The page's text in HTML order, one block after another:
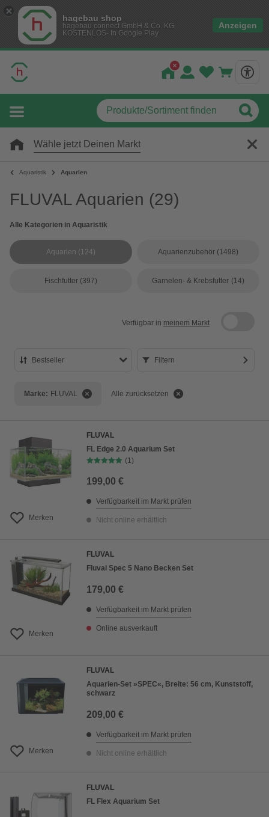
hagebau shop
hagebau connect GmbH & Co. KG
KOSTENLOS- In Google Play
Anzeigen
Wähle jetzt Deinen Markt
Aquaristik Aquarien
FLUVAL Aquarien (29)
Alle Kategorien in Aquaristik
Aquarien (124) Aquarienzubehör (1498)
Fischfutter (397) Garnelen- & Krebsfutter (14)
Verfügbar in meinem Markt
Bestseller
Bewertung
Filtern
Marke: FLUVAL Alle zurücksetzen
Merken
FLUVAL
FL Edge 2.0 Aquarium Set
(1)
199,00 €
Verfügbarkeit im Markt prüfen
Nicht online erhältlich
Merken
FLUVAL
Fluval Spec 5 Nano Becken Set
179,00 €
Verfügbarkeit im Markt prüfen
Online ausverkauft
Merken
FLUVAL
Aquarien-Set »SPEC«, Breite: 56 cm, Kunststoff,
schwarz
209,00 €
Verfügbarkeit im Markt prüfen
Nicht online erhältlich
FLUVAL
FL Flex Aquarium Set